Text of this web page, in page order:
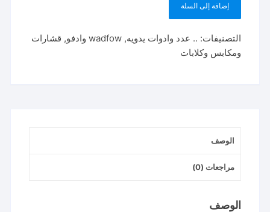
كمية
Ratchet
crimping
إضافة إلى السلة
التصنيفات: .. عدد وادوات يدويه,wadfow وادفو , قشارات
ومكابس وكلابات
الوصف
مراجعات (0)
الوصف